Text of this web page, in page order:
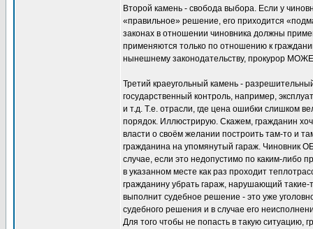
Второй камень - свобода выбора. Если у
«правильное» решение, его приходится
законах в отношении чиновника должны
применяются только по отношению к
нынешнему законодательству, прокурор
Третий краеугольный камень -
государственный контроль, например,
и т.д. Т.е. отрасли, где цена ошибки слишком
порядок. Иллюстрирую. Скажем, гражданин
власти о своём желании построить там-то и
гражданина на упомянутый гараж. Чиновник
случае, если это недопустимо по каким-либо
в указанном месте как раз проходит
гражданину убрать гараж, нарушающий
выполнит судебное решение - это уже
судебного решения и в случае его
Для того чтобы не попасть в такую ситуацию,